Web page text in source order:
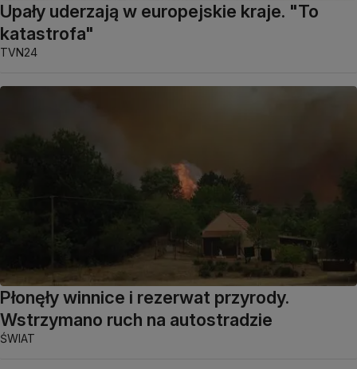
Upały uderzają w europejskie kraje. "To
katastrofa"
TVN24
Płonęły winnice i rezerwat przyrody.
Wstrzymano ruch na autostradzie
ŚWIAT